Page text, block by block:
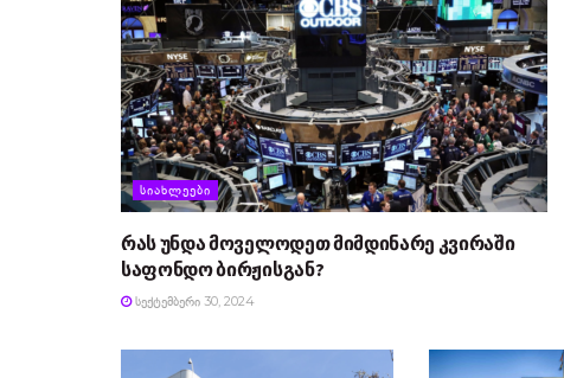
ᲡᲘᲐᲮᲚᲔᲔᲑᲘ
რას უნდა მოველოდეთ მიმდინარე კვირაში
საფონდო ბირჟისგან?
ᲡᲔᲥᲢᲔᲛᲑᲔᲠᲘ 30, 2024